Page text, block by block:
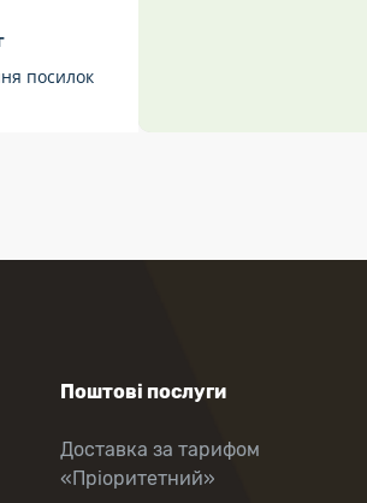
посилок
Поштові послуги
Доставка за тарифом
«Пріоритетний»